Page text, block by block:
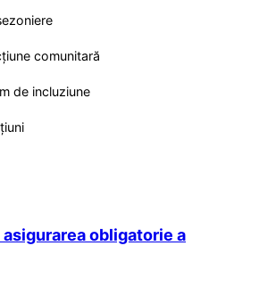
comunitară
de incluziune
obligatorie a